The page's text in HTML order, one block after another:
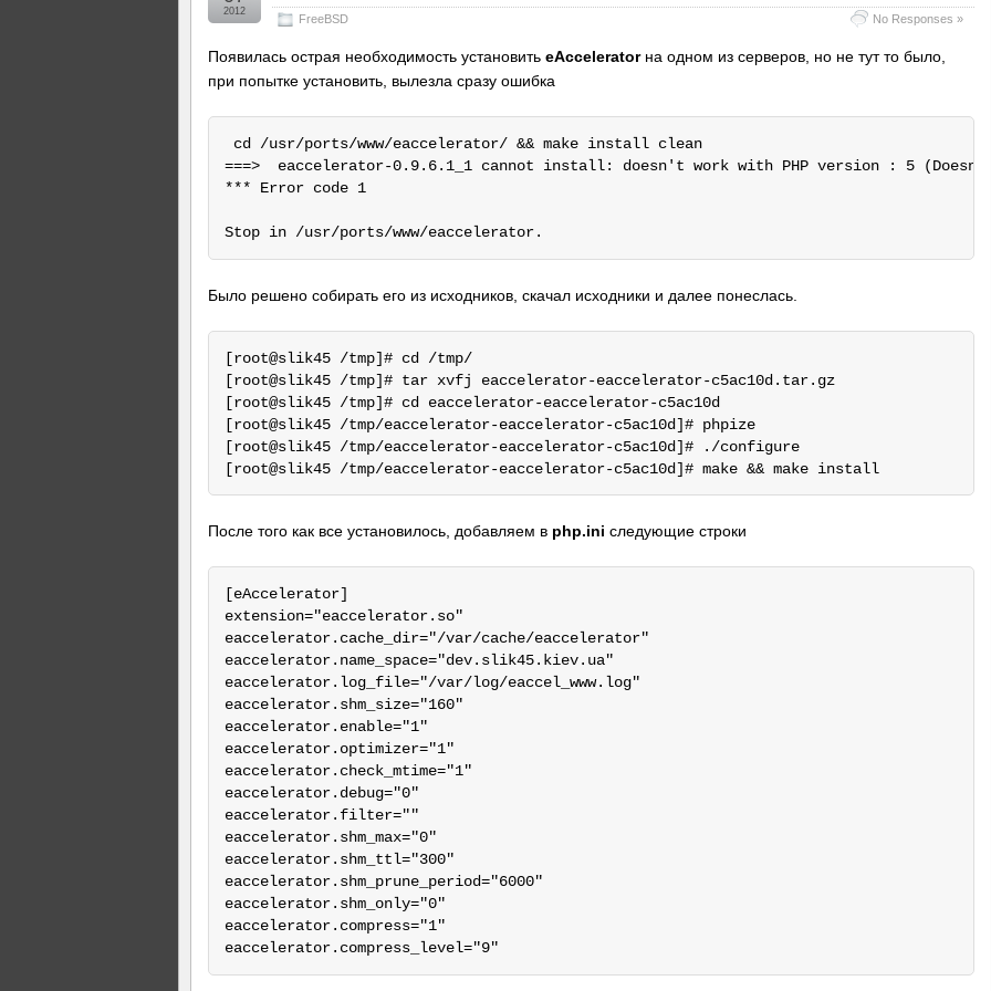
FreeBSD No Responses »
2012
Появилась острая необходимость установить eAcceleratorна одном из серверов, но не тут то было,
при попытке установить, вылезла сразу ошибка
cd /usr/ports/www/eaccelerator/ && make install clean
===>  eaccelerator-0.9.6.1_1 cannot install: doesn't work with PHP version : 5 (Doesn't
*** Error code 1
Было решено собирать его из исходников, скачал исходники и далее понеслась.
[root@slik45 /tmp]# cd /tmp/
[root@slik45 /tmp]# tar xvfj eaccelerator-eaccelerator-c5ac10d.tar.gz
[root@slik45 /tmp]# cd eaccelerator-eaccelerator-c5ac10d
[root@slik45 /tmp/eaccelerator-eaccelerator-c5ac10d]# phpize
[root@slik45 /tmp/eaccelerator-eaccelerator-c5ac10d]# ./configure
[root@slik45 /tmp/eaccelerator-eaccelerator-c5ac10d]# make && make install
После того как все установилось, добавляем в php.ini следующие строки
[eAccelerator]
extension="eaccelerator.so"
eaccelerator.cache_dir="/var/cache/eaccelerator"
eaccelerator.name_space="dev.slik45.kiev.ua"
eaccelerator.log_file="/var/log/eaccel_www.log"
eaccelerator.shm_size="160"
eaccelerator.enable="1"
eaccelerator.optimizer="1"
eaccelerator.check_mtime="1"
eaccelerator.debug="0"
eaccelerator.filter=""
eaccelerator.shm_max="0"
eaccelerator.shm_ttl="300"
eaccelerator.shm_prune_period="6000"
eaccelerator.shm_only="0"
eaccelerator.compress="1"